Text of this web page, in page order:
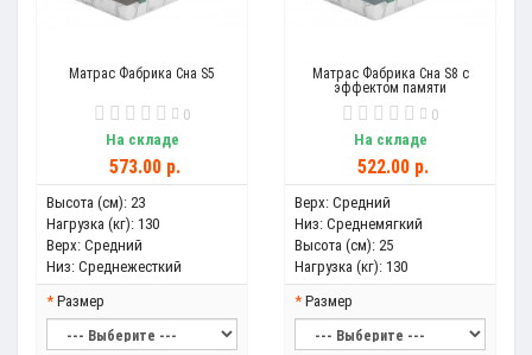
Матрас Фабрика Сна S5
0
На складе
573.00 р.
Высота (см): 23
Нагрузка (кг): 130
Верх: Средний
Низ: Среднежесткий
Размер
Матрас Фабрика Сна S8 с
эффектом памяти
0
На складе
522.00 р.
Верх: Средний
Низ: Среднемягкий
Высота (см): 25
Нагрузка (кг): 130
Размер